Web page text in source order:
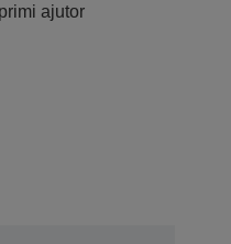
ajutor